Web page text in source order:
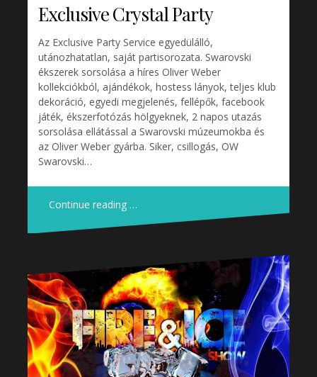
Exclusive Crystal Party
Az Exclusive Party Service egyedülálló,
utánozhatatlan, saját partisorozata. Swarovski
ékszerek sorsolása a híres Oliver Weber
kollekciókból, ajándékok, hostess lányok, teljes klub
dekoráció, egyedi megjelenés, fellépők, facebook
játék, ékszerfotózás hölgyeknek, 2 napos utazás
sorsolása ellátással a Swarovski múzeumokba és
az Oliver Weber gyárba. Siker, csillogás, OW
Swarovski…
Continue reading …